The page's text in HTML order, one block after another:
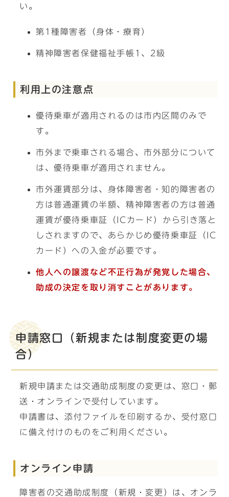
い。
第1種障害者（身体・療育）
精神障害者保健福祉手帳1、2級
利用上の注意点
優待乗車が適用されるのは市内区間のみで
す。
市外まで乗車される場合、市外部分について
は、優待乗車が適用されません。
市外運賃部分は、身体障害者・知的障害者の
方は普通運賃の半額、精神障害者の方は普通
運賃が優待乗車証（ICカード）から引き落と
しされますので、あらかじめ優待乗車証（IC
カード）への入金が必要です。
他人への譲渡など不正行為が発覚した場合、
助成の決定を取り消すことがあります。
申請窓口（新規または制度変更の場
合）
新規申請または交通助成制度の変更は、窓口・郵
送・オンラインで受付しています。
申請書は、添付ファイルを印刷するか、受付窓口
に備え付けのものをご利用ください。
オンライン申請
障害者の交通助成制度（新規・変更）は、オンラ